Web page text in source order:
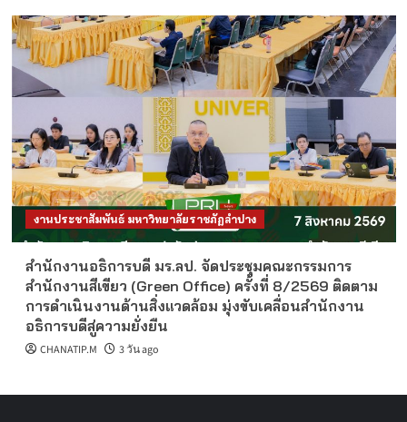
งานประชาสัมพันธ์ มหาวิทยาลัยราชภัฏลำปาง
สำนักงานอธิการบดี มร.ลป. จัดประชุมคณะกรรมการ
สำนักงานสีเขียว (Green Office) ครั้งที่ 8/2569 ติดตาม
การดำเนินงานด้านสิ่งแวดล้อม มุ่งขับเคลื่อนสำนักงาน
อธิการบดีสู่ความยั่งยืน
CHANATIP.M 3 วัน ago